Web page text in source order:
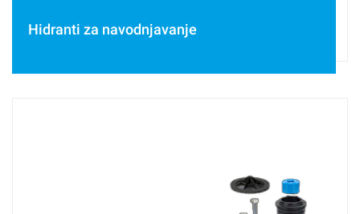
Hidranti za navodnjavanje